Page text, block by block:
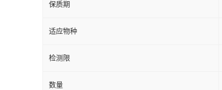
保质期
适应物种
检测限
数量